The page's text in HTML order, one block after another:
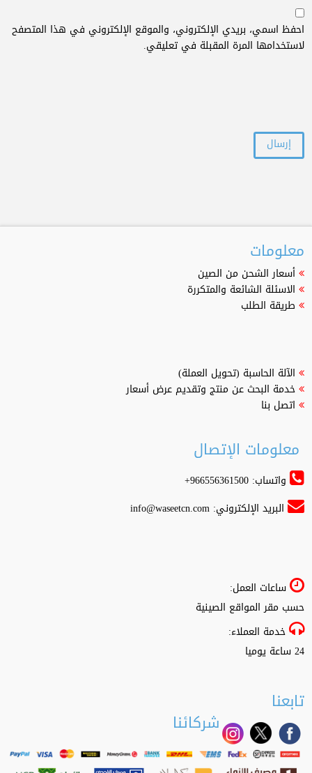
احفظ اسمي، بريدي الإلكتروني، والموقع الإلكتروني في هذا المتصفح
لاستخدامها المرة المقبلة في تعليقي.
معلومات
أسعار الشحن من الصين
الاسئلة الشائعة والمتكررة
طريقة الطلب
الآلة الحاسبة (تحويل العملة)
خدمة البحث عن منتج وتقديم عرض أسعار
اتصل بنا
معلومات الإتصال
واتساب: 966556361500+
البريد الإلكتروني:info@waseetcn.com
ساعات العمل:
حسب مقر المواقع الصينية
خدمة العملاء:
24 ساعة يوميا
تابعنا
شركائنا